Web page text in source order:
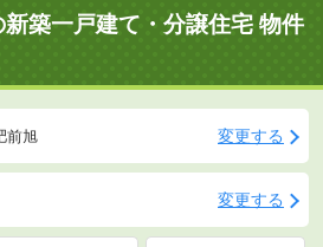
築一戸建て・分譲住宅 物件
前旭 変更する
変更する